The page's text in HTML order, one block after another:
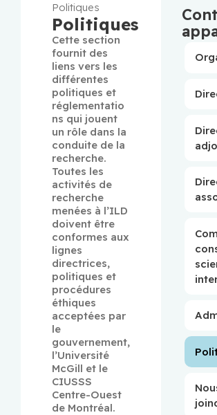
Politiques
Politiques
Cette section
fournit des
liens vers les
différentes
politiques et
réglementatio
ns qui jouent
un rôle dans la
conduite de la
recherche.
Toutes les
activités de
recherche
menées à l’ILD
doivent être
conformes aux
lignes
directrices,
politiques et
procédures
éthiques
acceptées par
le
gouvernement,
l’Université
McGill et le
CIUSSS
Centre-Ouest
de Montréal.